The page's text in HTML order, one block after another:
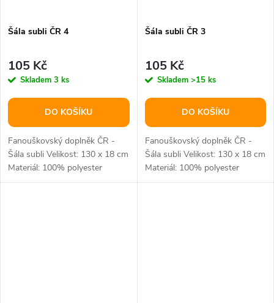
Šála subli ČR 4
105 Kč
Skladem 3 ks
DO KOŠÍKU
Fanouškovský doplněk ČR -
Šála subli Velikost: 130 x 18 cm
Materiál: 100% polyester
Šála subli ČR 3
105 Kč
Skladem >15 ks
DO KOŠÍKU
Fanouškovský doplněk ČR -
Šála subli Velikost: 130 x 18 cm
Materiál: 100% polyester